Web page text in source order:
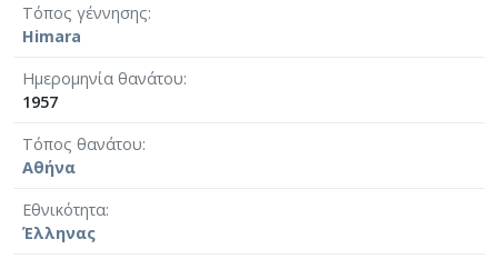
Τόπος γέννησης
Himara
Ημερομηνία θανάτου
1957
Τόπος θανάτου
Αθήνα
Εθνικότητα
Έλληνας